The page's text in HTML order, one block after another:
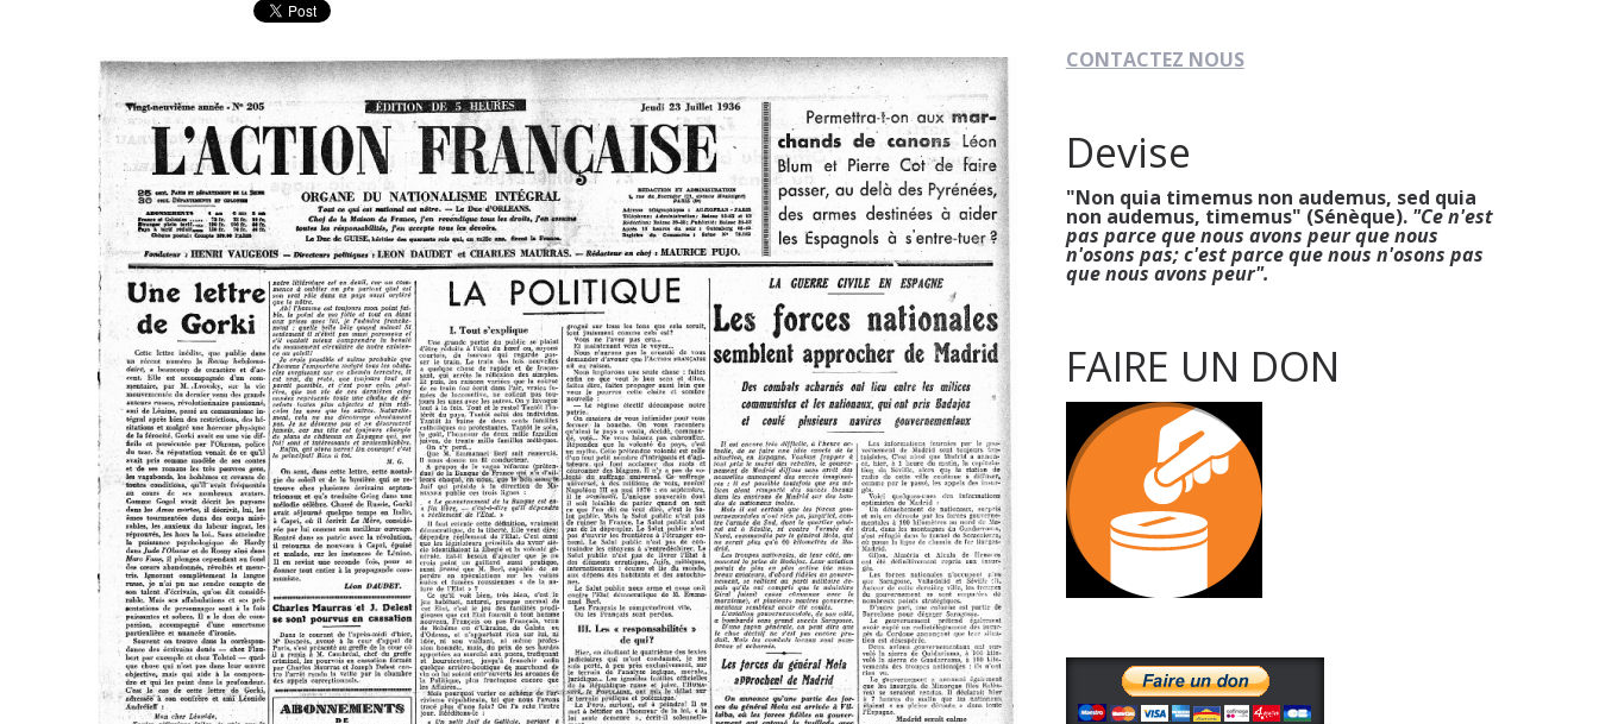
CONTACTEZ NOUS
Devise
"Non quia timemus non audemus, sed quia
non audemus, timemus" (Sénèque). "Ce n'est
pas parce que nous avons peur que nous
n'osons pas; c'est parce que nous n'osons pas
que nous avons peur".
FAIRE UN DON